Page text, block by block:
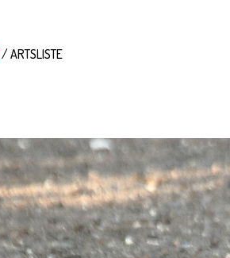
ARTSLISTE